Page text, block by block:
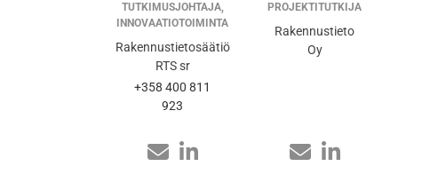
TUTKIMUSJOHTAJA,
INNOVAATIOTOIMINTA
Rakennustietosäätiö
RTS sr
+358 400 811
923
PROJEKTITUTKIJA
Rakennustieto
Oy